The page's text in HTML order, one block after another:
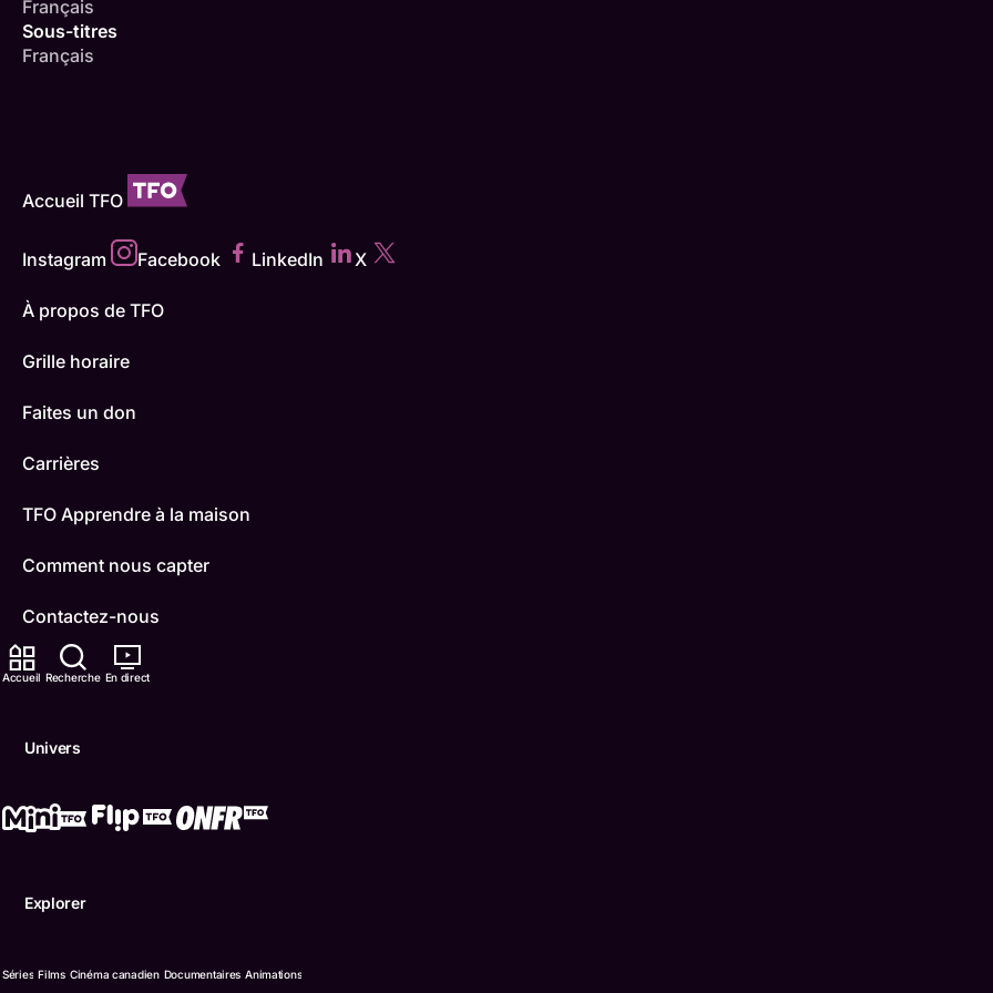
Accueil Recherche En direct
Univers
Explorer
Séries Films Cinéma canadien Documentaires Animations
Français
Sous-titres
Français
Accueil TFO
Instagram Facebook LinkedIn X
À propos de TFO
Grille horaire
Faites un don
Carrières
TFO Apprendre à la maison
Comment nous capter
Contactez-nous
ONFR
Conditions d'utilisation
© Office des télécommunications éducatives de langue française de l’Ontario (TFO) - 2026